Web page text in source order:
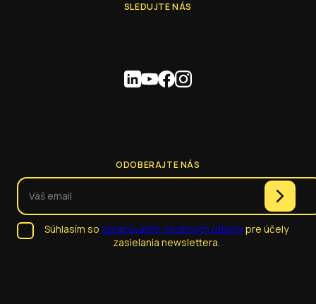
SLEDUJTE NÁS
ODOBERAJTE NÁS
Súhlasím so spracúvaním osobných údajovpre účely
zasielania newslettera.